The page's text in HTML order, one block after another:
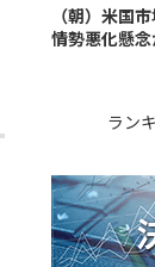
（朝）米国
情勢悪化懸
ラン